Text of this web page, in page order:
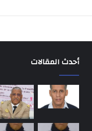
أحدث المقالات